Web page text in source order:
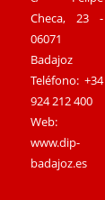
Checa, 23 -
06071
Badajoz
Teléfono: +34
924 212 400
Web:
www.dip-
badajoz.es